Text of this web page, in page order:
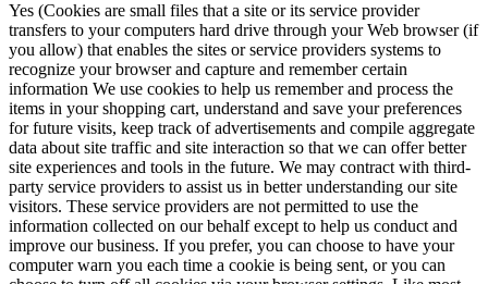
Yes (Cookies are small files that a site or its service provider
transfers to your computers hard drive through your Web browser (if
you allow) that enables the sites or service providers systems to
recognize your browser and capture and remember certain
information We use cookies to help us remember and process the
items in your shopping cart, understand and save your preferences
for future visits, keep track of advertisements and compile aggregate
data about site traffic and site interaction so that we can offer better
site experiences and tools in the future. We may contract with third-
party service providers to assist us in better understanding our site
visitors. These service providers are not permitted to use the
information collected on our behalf except to help us conduct and
improve our business. If you prefer, you can choose to have your
computer warn you each time a cookie is being sent, or you can